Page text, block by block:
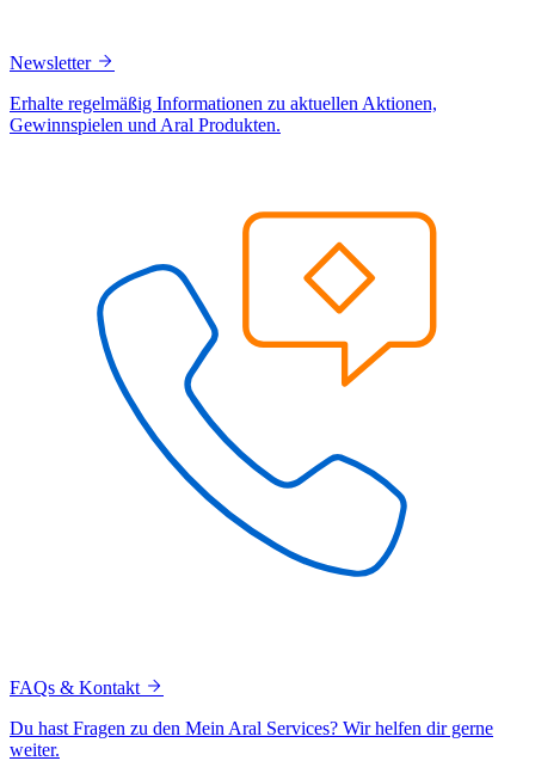
Newsletter
Erhalte regelmäßig Informationen zu aktuellen Aktionen,
Gewinnspielen und Aral Produkten.
FAQs & Kontakt
Du hast Fragen zu den Mein Aral Services? Wir helfen dir gerne
weiter.